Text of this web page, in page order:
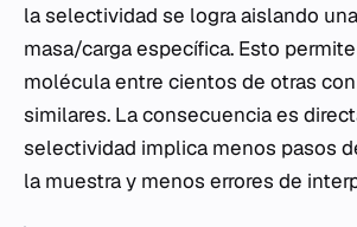
la selectividad se logra aislando
masa/carga específica. Esto
molécula entre cientos de otras
similares. La consecuencia es
selectividad implica menos pasos
la muestra y menos errores de